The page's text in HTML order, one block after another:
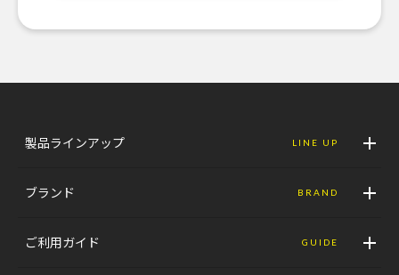
製品ラインアップ LINE UP
ブランド BRAND
ご利用ガイド GUIDE